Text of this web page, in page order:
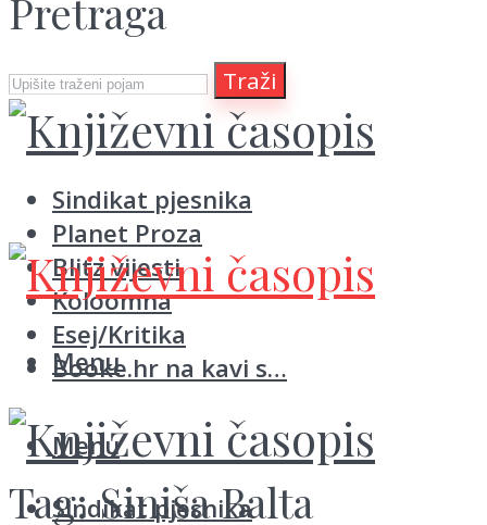
Pretraga
Traži
Sindikat pjesnika
Planet Proza
Blitz vijesti
Koloomna
Esej/Kritika
Booke.hr na kavi s…
Menu
Menu
Sindikat pjesnika
Tag:Siniša Balta